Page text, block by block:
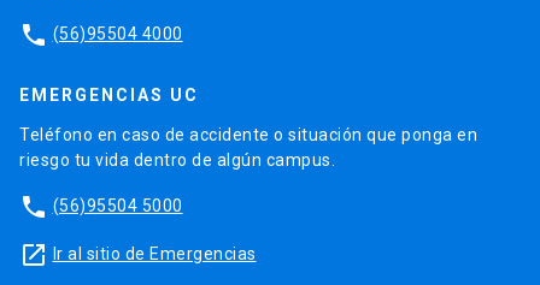
phone (56)95504 4000
EMERGENCIAS UC
Teléfono en caso de accidente o situación que ponga en
riesgo tu vida dentro de algún campus.
phone (56)95504 5000
launch Ir al sitio de Emergencias